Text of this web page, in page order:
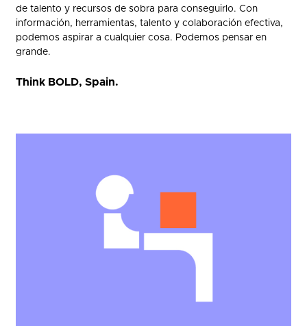
de talento y recursos de sobra para conseguirlo. Con
información, herramientas, talento y colaboración efectiva,
podemos aspirar a cualquier cosa. Podemos pensar en
grande.
Think BOLD, Spain.